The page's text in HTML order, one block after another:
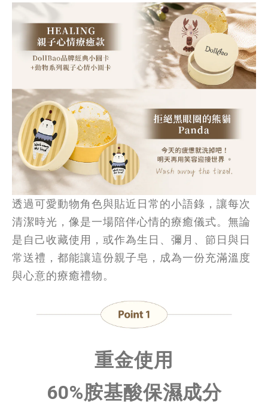
透過可愛動物角色與貼近日常的小語錄，讓每次
清潔時光，像是一場陪伴心情的療癒儀式。無論
是自己收藏使用，或作為生日、彌月、節日與日
常送禮，都能讓這份親子皂，成為一份充滿溫度
與心意的療癒禮物。
重金使用
60%胺基酸保濕成分